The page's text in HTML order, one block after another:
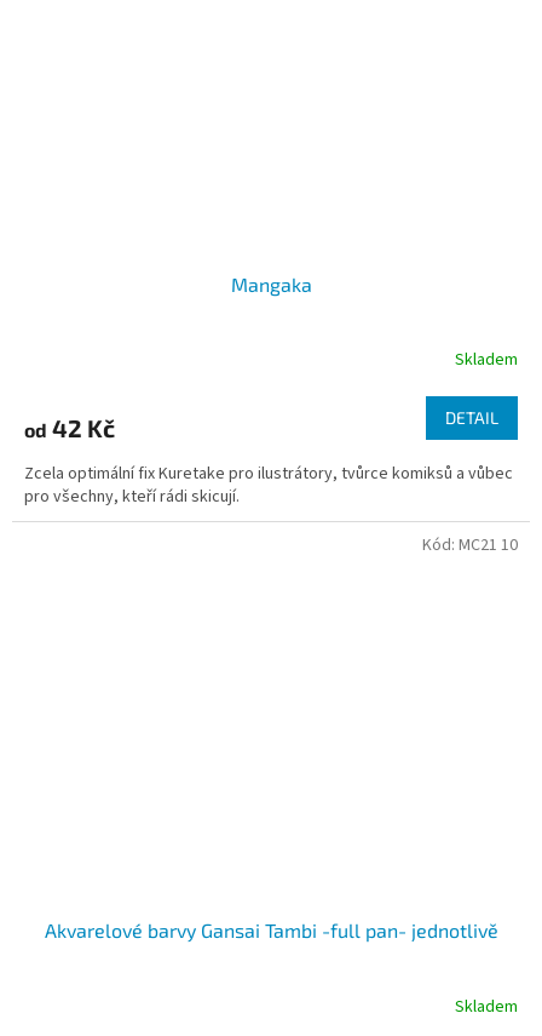
Mangaka
Skladem
od 42 Kč DETAIL
Zcela optimální fix Kuretake pro ilustrátory, tvůrce komiksů a vůbec
pro všechny, kteří rádi skicují.
Akvarelové barvy Gansai Tambi -full pan- jednotlivě
Skladem
Kód: MC21 10